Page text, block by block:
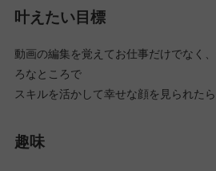
叶えたい目標
動画の編集を覚えてお仕事だけでなく
ろなところで
スキルを活かして幸せな顔を見られた
趣味